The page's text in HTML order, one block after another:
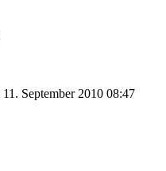
11. September 2010 08:47